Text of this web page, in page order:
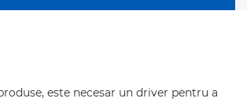
este necesar un driver pentru a